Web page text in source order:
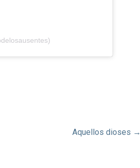
Aquellos dioses →